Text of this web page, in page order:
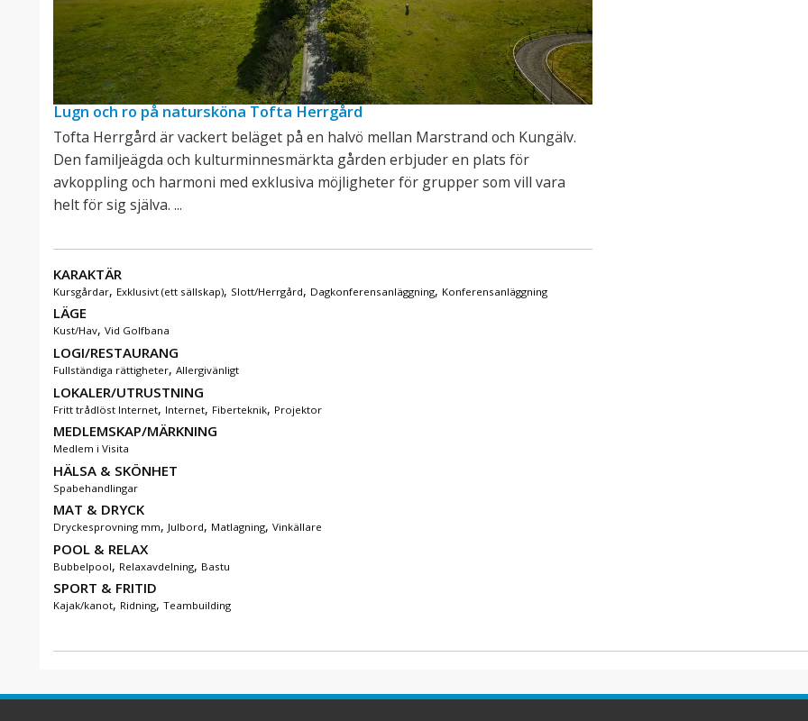
Lugn och ro på natursköna Tofta Herrgård
Tofta Herrgård är vackert beläget på en halvö mellan Marstrand och Kungälv.
Den familjeägda och kulturminnesmärkta gården erbjuder en plats för
avkoppling och harmoni med exklusiva möjligheter för grupper som vill vara
helt för sig själva. ...
KARAKTÄR
Kursgårdar, Exklusivt (ett sällskap), Slott/Herrgård, Dagkonferensanläggning, Konferensanläggning
LÄGE
Kust/Hav, Vid Golfbana
LOGI/RESTAURANG
Fullständiga rättigheter, Allergivänligt
LOKALER/UTRUSTNING
Fritt trådlöst Internet, Internet, Fiberteknik, Projektor
MEDLEMSKAP/MÄRKNING
Medlem i Visita
HÄLSA & SKÖNHET
Spabehandlingar
MAT & DRYCK
Dryckesprovning mm, Julbord, Matlagning, Vinkällare
POOL & RELAX
Bubbelpool, Relaxavdelning, Bastu
SPORT & FRITID
Kajak/kanot, Ridning, Teambuilding